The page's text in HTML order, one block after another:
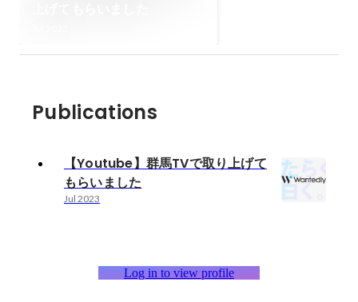
Publications
【Youtube】群馬TVで取り上げて
もらいました
Jul 2023
Log in to view profile